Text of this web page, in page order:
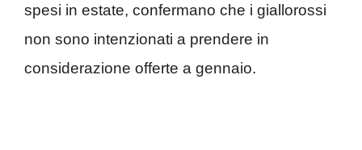
spesi in estate, confermano che i giallorossi
non sono intenzionati a prendere in
considerazione offerte a gennaio.